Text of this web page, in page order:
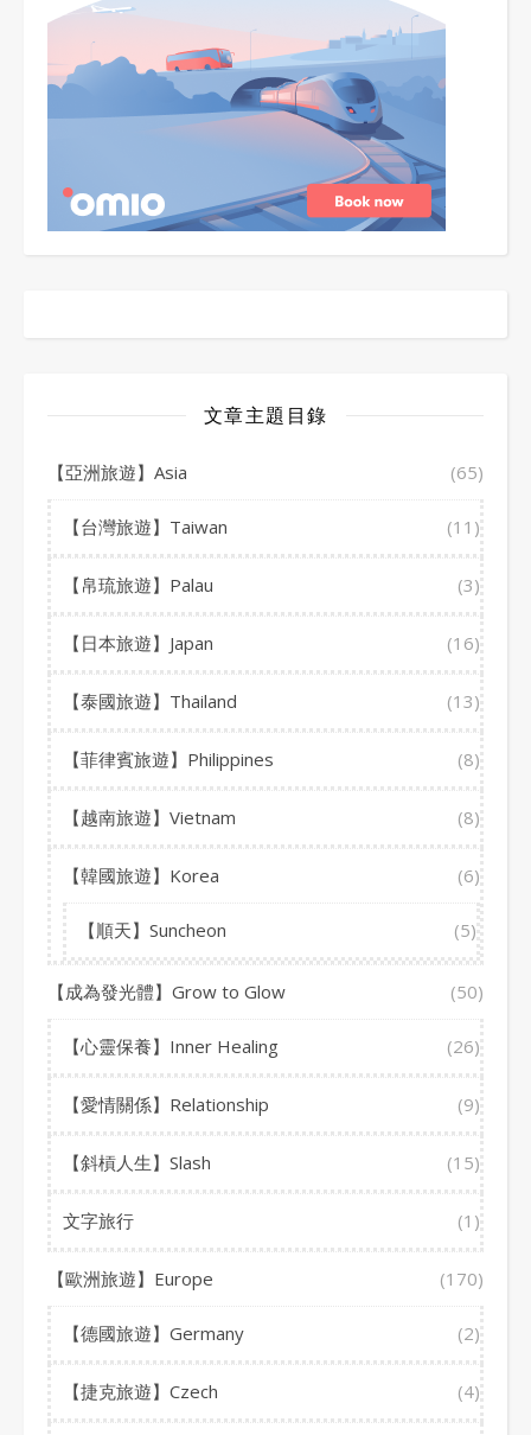
文章主題目錄
【亞洲旅遊】Asia (65)
【台灣旅遊】Taiwan (11)
【帛琉旅遊】Palau (3)
【日本旅遊】Japan (16)
【泰國旅遊】Thailand (13)
【菲律賓旅遊】Philippines (8)
【越南旅遊】Vietnam (8)
【韓國旅遊】Korea (6)
【順天】Suncheon (5)
【成為發光體】Grow to Glow (50)
【心靈保養】Inner Healing (26)
【愛情關係】Relationship (9)
【斜槓人生】Slash (15)
文字旅行 (1)
【歐洲旅遊】Europe (170)
【德國旅遊】Germany (2)
【捷克旅遊】Czech (4)